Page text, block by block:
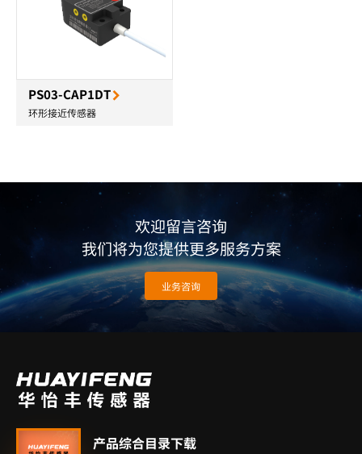
PS03-CAP1DT
环形接近传感器
欢迎留言咨询
我们将为您提供更多服务方案
业务咨询
产品综合目录下载